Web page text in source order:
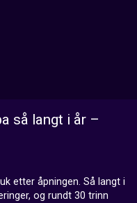
så langt i år –
etter åpningen. Så langt i
og rundt 30 trinn